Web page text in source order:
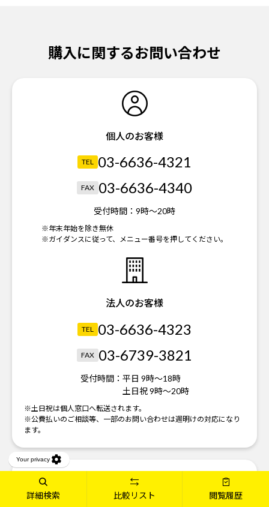
詳細検索 比較リスト 閲覧履歴
購入に関するお問い合わせ
個人のお客様
TEL 03-6636-4321
FAX 03-6636-4340
受付時間： 9時～20時
※年末年始を除き無休
※ガイダンスに従って、メニュー番号を押してください。
法人のお客様
TEL 03-6636-4323
FAX 03-6739-3821
受付時間： 平日 9時～18時
土日祝 9時～20時
※土日祝は個人窓口へ転送されます。
※公費払いのご相談等、一部のお問い合わせは週明けの対応になり
ます。